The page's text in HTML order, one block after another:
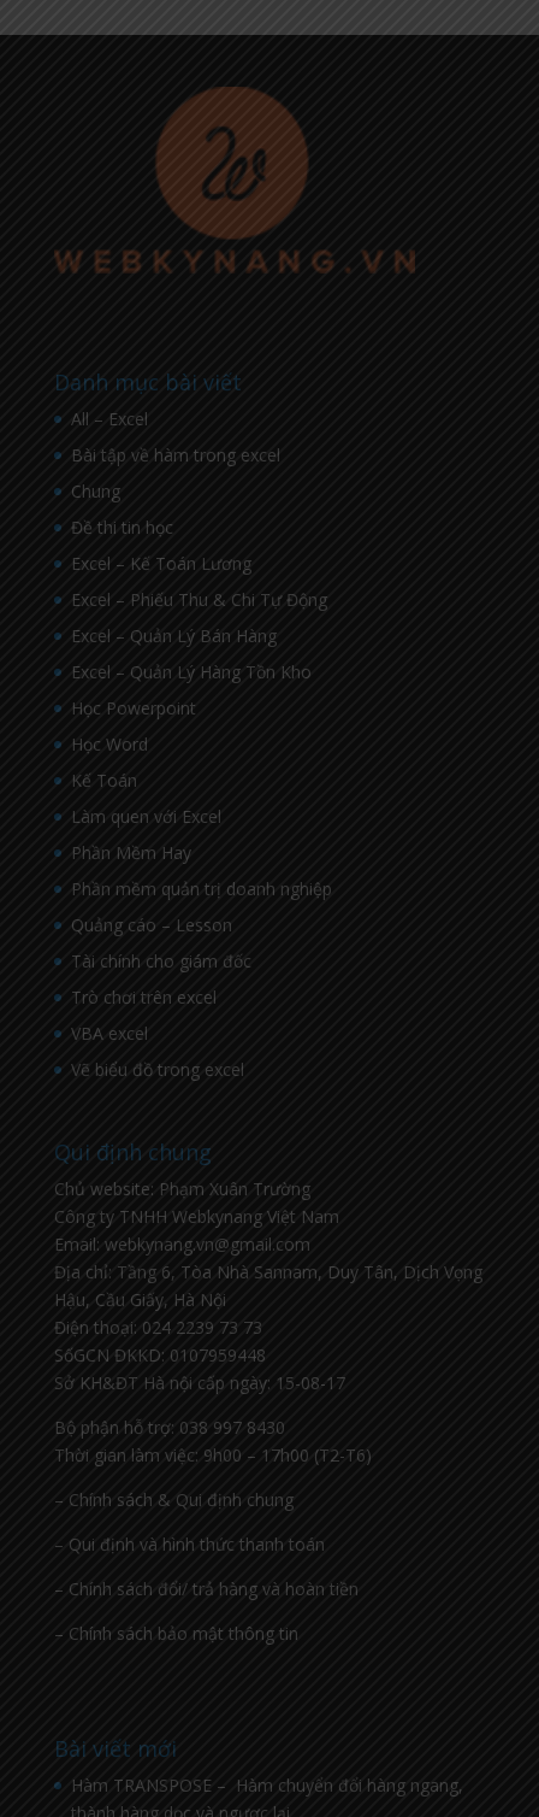
Danh mục bài viết
All – Excel
Bài tập về hàm trong excel
Chung
Đề thi tin học
Excel – Kế Toán Lương
Excel – Phiếu Thu & Chi Tự Động
Excel – Quản Lý Bán Hàng
Excel – Quản Lý Hàng Tồn Kho
Học Powerpoint
Học Word
Kế Toán
Làm quen với Excel
Phần Mềm Hay
Phần mềm quản trị doanh nghiệp
Quảng cáo – Lesson
Tài chính cho giám đốc
Trò chơi trên excel
VBA excel
Vẽ biểu đồ trong excel
Qui định chung
Chủ website: Phạm Xuân Trường
Công ty TNHH Webkynang Việt Nam
Email: webkynang.vn@gmail.com
Địa chỉ: Tầng 6, Tòa Nhà Sannam, Duy Tân, Dịch Vọng
Hậu, Cầu Giấy, Hà Nội
Điện thoại: 024 2239 73 73
SốGCN ĐKKD: 0107959448
Sở KH&ĐT Hà nội cấp ngày: 15-08-17
Bộ phận hỗ trợ: 038 997 8430
Thời gian làm việc: 9h00 – 17h00 (T2-T6)
– Chính sách & Qui định chung
– Qui định và hình thức thanh toán
– Chính sách đổi/ trả hàng và hoàn tiền
– Chính sách bảo mật thông tin
Bài viết mới
Hàm TRANSPOSE – Hàm chuyển đổi hàng ngang,